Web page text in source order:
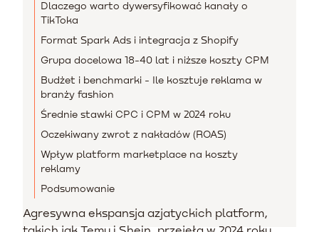
Dlaczego warto dywersyfikować kanały o
TikToka
Format Spark Ads i integracja z Shopify
Grupa docelowa 18-40 lat i niższe koszty CPM
Budżet i benchmarki - Ile kosztuje reklama w
branży fashion
Średnie stawki CPC i CPM w 2024 roku
Oczekiwany zwrot z nakładów (ROAS)
Wpływ platform marketplace na koszty
reklamy
Podsumowanie
Agresywna ekspansja azjatyckich platform,